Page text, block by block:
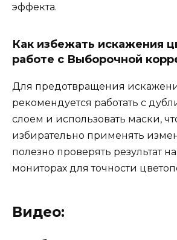
эффекта.
Как избежать искажения
работе с Выборочной
Для предотвращения
рекомендуется работать с
слоем и использовать маски,
избирательно применять
полезно проверять результат
мониторах для точности
Видео: